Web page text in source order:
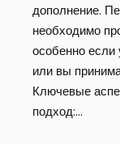
дополнение.
необходимо
особенно если
или вы
Ключевые
подход:…